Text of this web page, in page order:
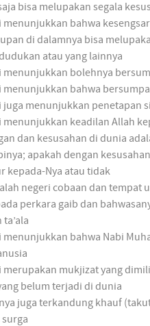
bisa melupakan segala
menunjukkan bahwa
di dalamnya bisa
atau yang lainnya
menunjukkan bolehnya
menunjukkan bahwa
juga menunjukkan penetapan
menunjukkan keadilan Allah
dan kesusahan di dunia
apakah dengan
kepada-Nya atau tidak
negeri cobaan dan tempat
perkara gaib dan
menunjukkan bahwa Nabi
merupakan mukjizat yang
belum terjadi di dunia
juga terkandung khauf